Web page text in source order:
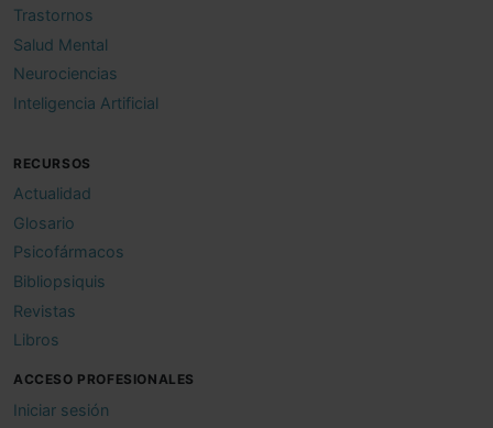
Trastornos
Salud Mental
Neurociencias
Inteligencia Artificial
RECURSOS
Actualidad
Glosario
Psicofármacos
Bibliopsiquis
Revistas
Libros
ACCESO PROFESIONALES
Iniciar sesión